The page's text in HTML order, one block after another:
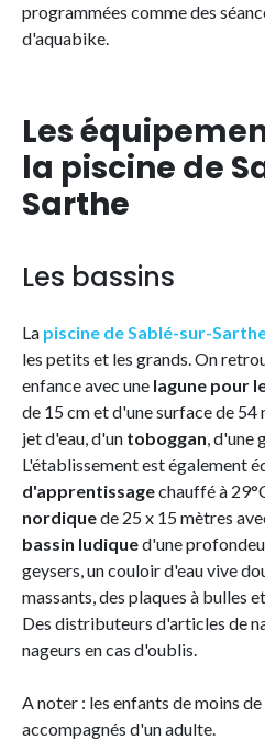
programmées comme des
d'aquabike.
Les
la piscine de
Sarthe
Les bassins
La piscine de Sablé-sur-
les petits et les grands. On
enfance avec une lagune pour
de 15 cm et d'une surface de 54
jet d'eau, d'un toboggan, d'une
L'établissement est également
d'apprentissagechauffé à
nordiquede 25 x 15 mètres
bassin ludiqued'une
geysers, un couloir d'eau vive
massants, des plaques à bulles
Des distributeurs d'articles de
nageurs en cas d'oublis.
A noter : les enfants de moins
accompagnés d'un adulte.